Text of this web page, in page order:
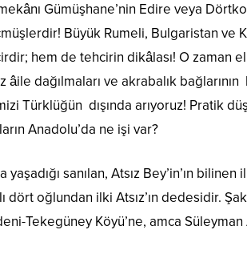
Gümüşhane’nin Edire veya
Büyük Rumeli, Bulgaristan ve
hem de tehcirin dikâlası! O zaman
âile dağılmaları ve akrabalık
Türklüğün dışında arıyoruz! Pratik
Anadolu’da ne işi var?
yaşadığı sanılan, Atsız Bey’in’ın
dört oğlundan ilki Atsız’ın dedesidir.
Tekegüney Köyü’ne, amca